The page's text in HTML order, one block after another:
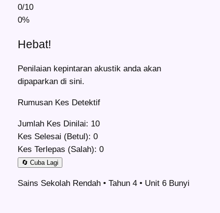
0/10
0%
Hebat!
Penilaian kepintaran akustik anda akan
dipaparkan di sini.
Rumusan Kes Detektif
Jumlah Kes Dinilai: 10
Kes Selesai (Betul): 0
Kes Terlepas (Salah): 0
🔄 Cuba Lagi
Sains Sekolah Rendah • Tahun 4 • Unit 6 Bunyi